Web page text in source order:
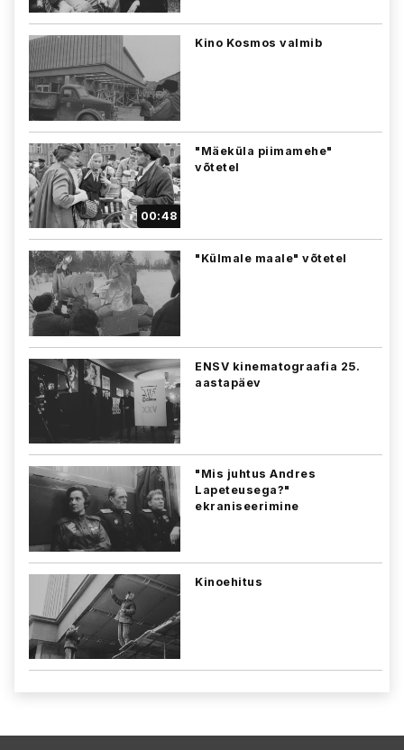
Kino Kosmos valmib
00:48
"Mäeküla piimamehe"
võtetel
"Külmale maale" võtetel
ENSV kinematograafia 25.
aastapäev
"Mis juhtus Andres
Lapeteusega?"
ekraniseerimine
Kinoehitus